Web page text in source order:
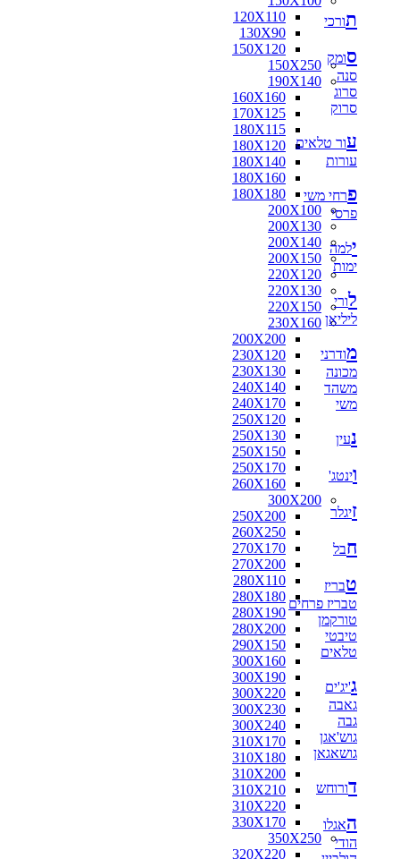
120X110
130X90
150X120
150X250
190X140
160X160
170X125
180X115
180X120
180X140
180X160
180X180
200X100
200X130
200X140
200X150
220X120
220X130
220X150
230X160
200X200
230X120
230X130
240X140
240X170
250X120
250X130
250X150
250X170
260X160
300X200
250X200
260X250
270X170
270X200
280X110
280X180
280X190
280X200
290X150
300X160
300X190
300X220
300X230
300X240
310X170
310X180
310X200
310X210
310X220
330X170
350X250
320X220
תורכי
סומק
סנה
סרוג
סרוק
עור טלאים
עורות
פרחי משי
פרסי
ילמה
ימות
לורי
ליליאן
מודרני
מכונה
משהד
משי
נעין
וינטג'
זיגלר
חבל
טבריז
טבריז פרחים
טורקמן
טיבטי
טלאים
ג'יג'ים
גאבה
גבה
גוש'אגן
גושאגאן
דורוחש
האגלו
הודי